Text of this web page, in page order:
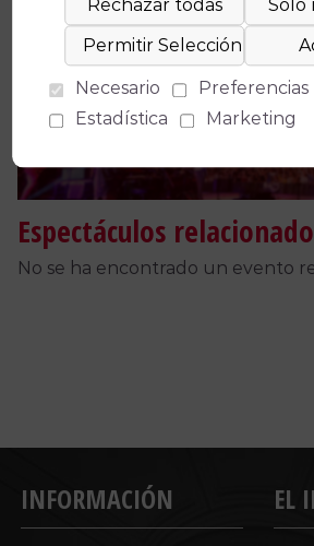
Facebook
X Email
Link
Espectáculos
No se ha encontrado un evento
INFORMACIÓN EL
Necesario
Preferencias
Estadística
Marketing